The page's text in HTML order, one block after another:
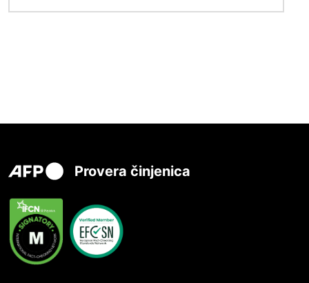
Provera činjenica